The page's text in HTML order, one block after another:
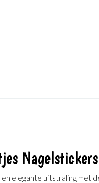
en elegante uitstraling met